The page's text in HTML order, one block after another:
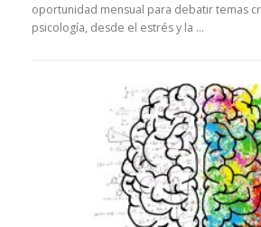
oportunidad mensual para debatir temas
psicología, desde el estrés y la …